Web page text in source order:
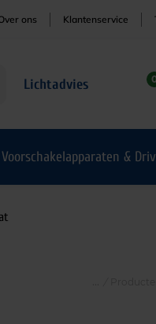
ons Klantenservice
Lichtadvies
Voorschakelapparaten &